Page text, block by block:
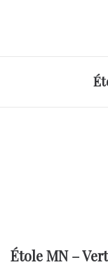
Étole MN –